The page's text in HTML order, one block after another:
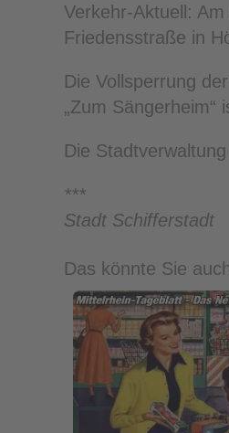
Verkehr-Aktuell:
Friedensstraße in
Die Vollsperrung
„Zum
Die
***
Stadt Schifferstadt
Das könnte Sie